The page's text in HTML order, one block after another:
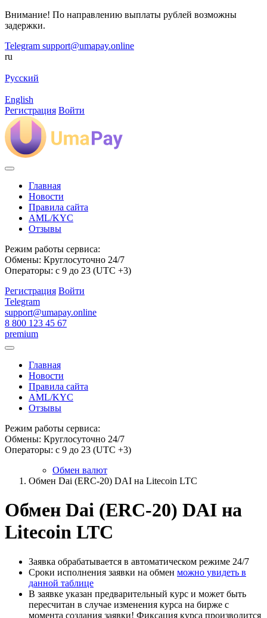
Внимание! По направлению выплаты рублей возможны
задержки.
Telegram support@umapay.online
ru
Русский
English
Регистрация Войти
Главная
Новости
Правила сайта
AML/KYC
Отзывы
Режим работы сервиса:
Обмены: Круглосуточно 24/7
Операторы: с 9 до 23 (UTC +3)
Регистрация Войти
Telegram
support@umapay.online
8 800 123 45 67
premium
Главная
Новости
Правила сайта
AML/KYC
Отзывы
Режим работы сервиса:
Обмены: Круглосуточно 24/7
Операторы: с 9 до 23 (UTC +3)
Обмен валют
Обмен Dai (ERC-20) DAI на Litecoin LTC
Обмен Dai (ERC-20) DAI на
Litecoin LTC
Заявка обрабатывается в автоматическом режиме 24/7
Сроки исполнения заявки на обмен можно увидеть в
данной таблице
В заявке указан предварительный курс и может быть
пересчитан в случае изменения курса на бирже с
момента создания заявки! Фиксация курса производится